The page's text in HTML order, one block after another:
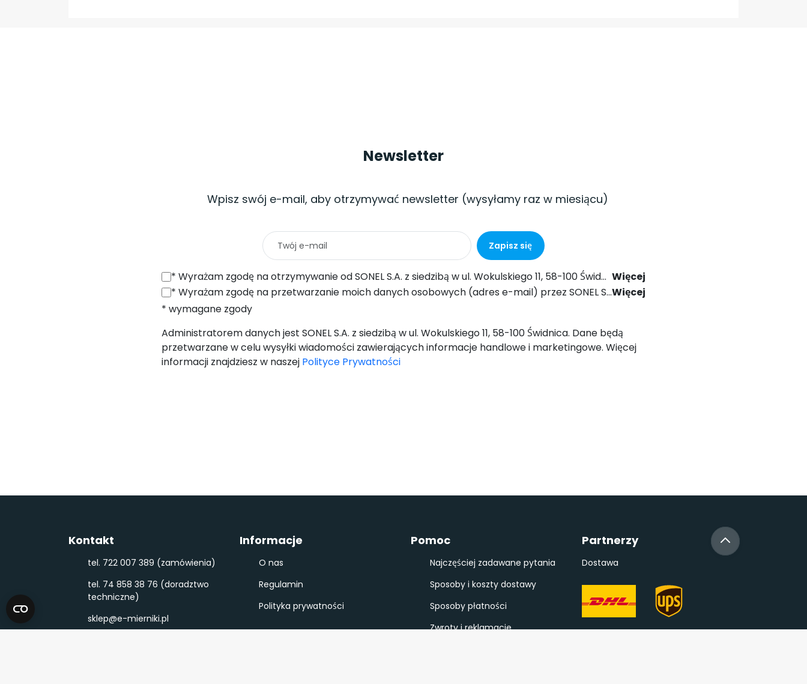
Newsletter
Wpisz swój e-mail, aby otrzymywać newsletter (wysyłamy raz w miesiącu)
Zapisz się
* Wyrażam zgodę na otrzymywanie od SONEL S.A. z siedzibą w ul. Wokulskiego 11, 58-100 Świdnica informacji handlowych drogą elektroniczną (na podany adres e-mail) w celach marketingowych, zgodnie z art. 398 ustawy z dnia 12 lipca 2024 r. Prawo Komunikacji Elektronicznej.
Więcej
* Wyrażam zgodę na przetwarzanie moich danych osobowych (adres e-mail) przez SONEL S.A. z siedzibą w ul. Wokulskiego 11, 58-100 Świdnica, w celu wysyłki newslettera zawierającego informacje handlowe i marketingowe, zgodnie z art. 6 ust. 1 lit. a) Ogólnego Rozporządzenia o Ochronie Danych (RODO). Więcej
* wymagane zgody
Administratorem danych jest SONEL S.A. z siedzibą w ul. Wokulskiego 11, 58-100 Świdnica. Dane będą
przetwarzane w celu wysyłki wiadomości zawierających informacje handlowe i marketingowe. Więcej
informacji znajdziesz w naszej Polityce Prywatności
Kontakt
tel. 722 007 389 (zamówienia)
tel. 74 858 38 76 (doradztwo
techniczne)
sklep@e-mierniki.pl
Informacje
O nas
Regulamin
Polityka prywatności
Pomoc
Najczęściej zadawane pytania
Sposoby i koszty dostawy
Sposoby płatności
Zwroty i reklamacje
Partnerzy
Dostawa